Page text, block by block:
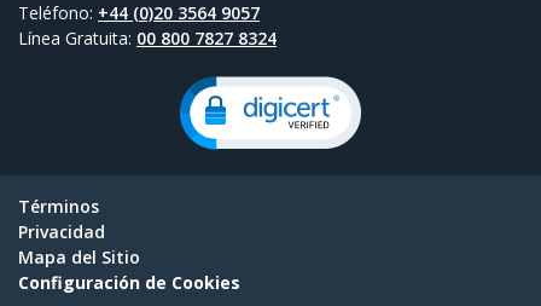
Teléfono: +44 (0)20 3564 9057
Línea Gratuita: 00 800 7827 8324
Términos
Privacidad
Mapa del Sitio
Configuración de Cookies